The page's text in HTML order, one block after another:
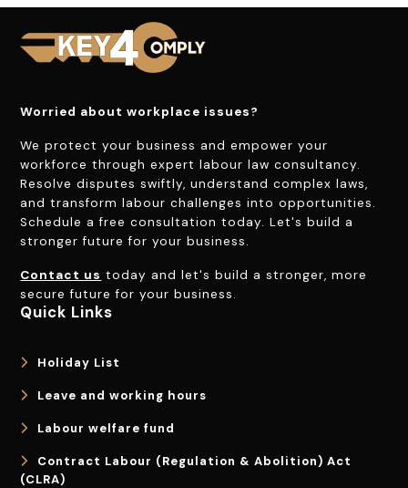
Worried about workplace issues?
We protect your business and empower your
workforce through expert labour law consultancy.
Resolve disputes swiftly, understand complex laws,
and transform labour challenges into opportunities.
Schedule a free consultation today. Let's build a
stronger future for your business.
Contact us today and let's build a stronger, more
secure future for your business.
Quick Links
Holiday List
Leave and working hours
Labour welfare fund
Contract Labour (Regulation & Abolition) Act
(CLRA)